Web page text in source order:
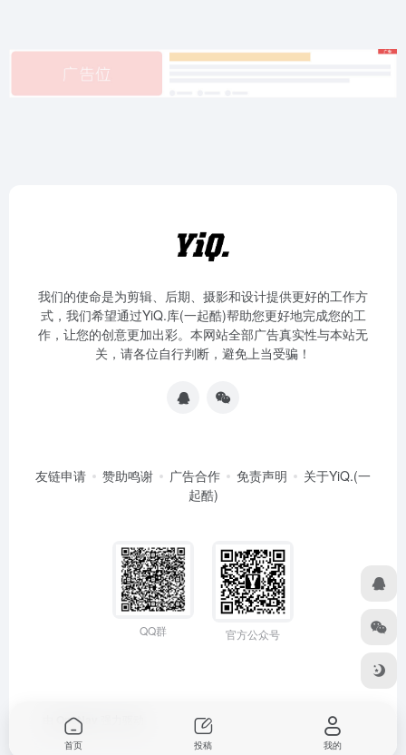
我们的使命是为剪辑、后期、摄影和设计提供更好的工作方
式，我们希望通过YiQ.库(一起酷)帮助您更好地完成您的工
作，让您的创意更加出彩。本网站全部广告真实性与本站无
关，请各位自行判断，避免上当受骗！
友链申请 赞助鸣谢 广告合作 免责声明
关于YiQ.(一
起酷)
QQ群 官方公众号
OneNav
首页 投稿 我的